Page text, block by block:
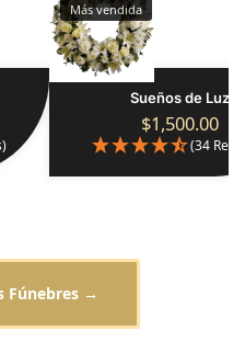
Más vendida
Sueños de Luz
$1,500.00
(34
Fúnebres →